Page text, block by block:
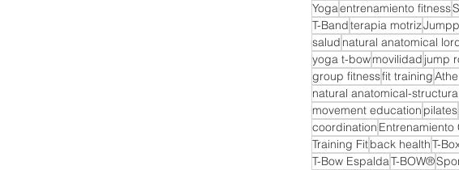
Yogaentrenamiento fitness
T-Bandterapia motriz
salud natural anatomical
yoga t-bowmovilidad jump
group fitnessfit training
natural anatomical-
movement education pilates
coordination Entrenamiento
Training Fitback healthT-
T-Bow EspaldaT-BOW®